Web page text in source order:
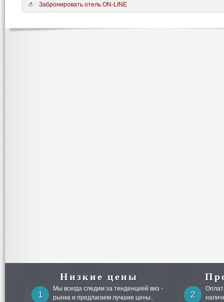
Забронировать отель ON-LINE
Низкие цены
1
Мы всегда следим за тенденцией виз -
рынка и предлагаем лучшие цены..
2